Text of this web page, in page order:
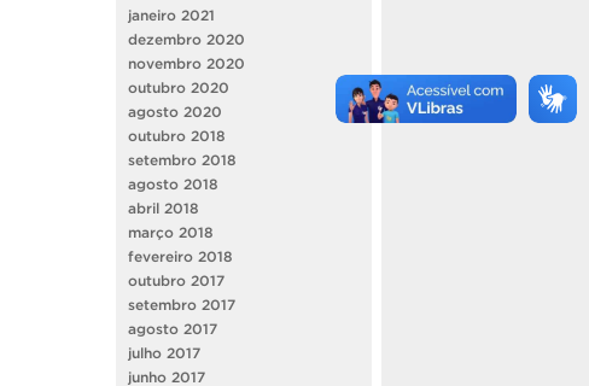
janeiro 2021
dezembro 2020
novembro 2020
outubro 2020
agosto 2020
outubro 2018
setembro 2018
agosto 2018
abril 2018
março 2018
fevereiro 2018
outubro 2017
setembro 2017
agosto 2017
julho 2017
junho 2017